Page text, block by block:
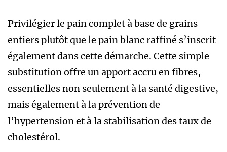
Privilégier le pain complet à base de grains
entiers plutôt que le pain blanc raffiné s’inscrit
également dans cette démarche. Cette simple
substitution offre un apport accru en fibres,
essentielles non seulement à la santé digestive,
mais également à la prévention de
l’hypertension et à la stabilisation des taux de
cholestérol.